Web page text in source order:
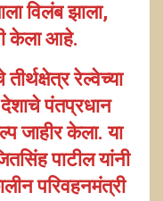
विलंब झाला,
केला आहे.
रेल्वेच्या
देशाचे पंतप्रधान
जाहीर केला. या
पाटील यांनी
परिवहनमंत्री